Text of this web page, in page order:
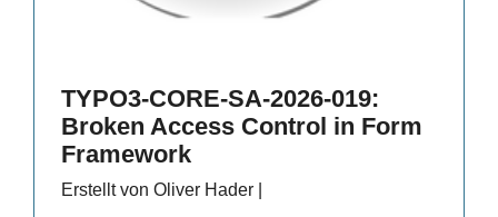
TYPO3-CORE-SA-2026-019:
Broken Access Control in Form
Framework
Erstellt von Oliver Hader |